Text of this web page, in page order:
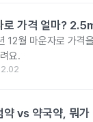
로 가격 얼마?
12월 마운자로 가격
요.
약 vs 약국약, 뭐가